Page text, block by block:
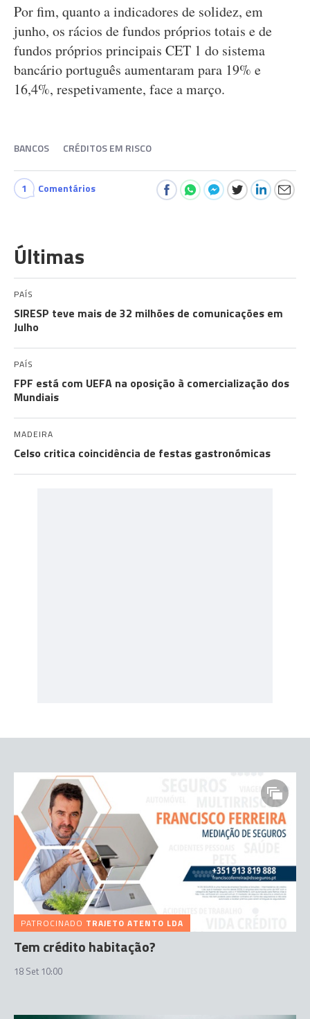
Por fim, quanto a indicadores de solidez, em
junho, os rácios de fundos próprios totais e de
fundos próprios principais CET 1 do sistema
bancário português aumentaram para 19% e
16,4%, respetivamente, face a março.
BANCOS CRÉDITOS EM RISCO
1 Comentários
Últimas
PAÍS
SIRESP teve mais de 32 milhões de comunicações em
Julho
PAÍS
FPF está com UEFA na oposição à comercialização dos
Mundiais
MADEIRA
Celso critica coincidência de festas gastronómicas
PATROCINADO TRAJETO ATENTO LDA
Tem crédito habitação?
18 Set 10:00